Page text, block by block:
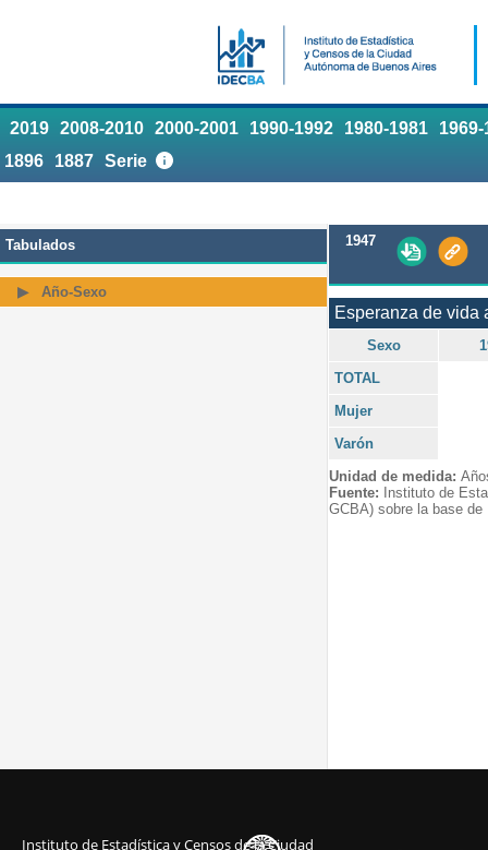
2019 2008-2010 2000-2001 1990-1992 1980-1981
1969-
1896
1887 Serie
Tabulados
Año-Sexo
1947
Esperanza de vida
Sexo
TOTAL
Mujer
Varón
Unidad de medida:
Fuente: Instituto de
GCBA) sobre la base
Instituto de Estadística y Censos de la Ciudad